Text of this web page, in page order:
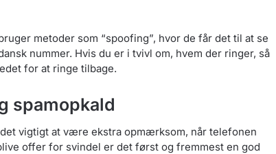
metoder som “spoofing”, hvor de får det til at se
nummer. Hvis du er i tvivl om, hvem der ringer, så
for at ringe tilbage.
spamopkald
vigtigt at være ekstra opmærksom, når telefonen
offer for svindel er det først og fremmest en god